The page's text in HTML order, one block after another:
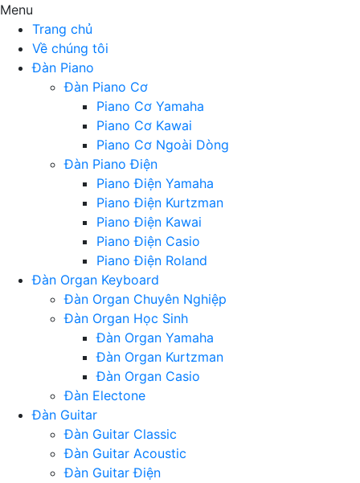
Menu
Trang chủ
Về chúng tôi
Đàn Piano
Đàn Piano Cơ
Piano Cơ Yamaha
Piano Cơ Kawai
Piano Cơ Ngoài Dòng
Đàn Piano Điện
Piano Điện Yamaha
Piano Điện Kurtzman
Piano Điện Kawai
Piano Điện Casio
Piano Điện Roland
Đàn Organ Keyboard
Đàn Organ Chuyên Nghiệp
Đàn Organ Học Sinh
Đàn Organ Yamaha
Đàn Organ Kurtzman
Đàn Organ Casio
Đàn Electone
Đàn Guitar
Đàn Guitar Classic
Đàn Guitar Acoustic
Đàn Guitar Điện